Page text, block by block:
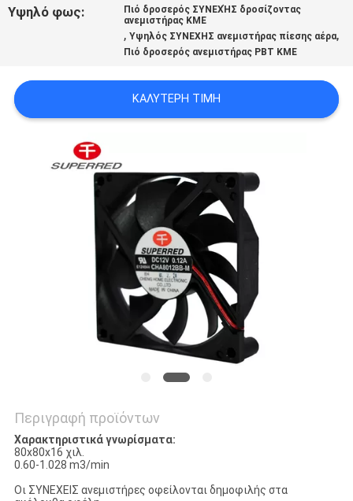
ΖΗΤΉΣΤΕ
ΈΝΑ
ΑΠΌΣΠΑΣΜΑ
SITEMAP
Υψηλό φως:
Πιό δροσερός ΣΥΝΕΧΉΣ δροσίζοντας
ανεμιστήρας ΚΜΕ
,Υψηλός ΣΥΝΕΧΗΣ ανεμιστήρας πίεσης αέρα,
Πιό δροσερός ανεμιστήρας PBT ΚΜΕ
ΚΑΛΎΤΕΡΗ ΤΙΜΉ
Περιγραφή προϊόντων
Χαρακτηριστικά γνωρίσματα:
80x80x16 χιλ.
0.60-1.028 m3/min
Οι ΣΥΝΕΧΕΙΣ ανεμιστήρες οφείλονται δημοφιλής στα